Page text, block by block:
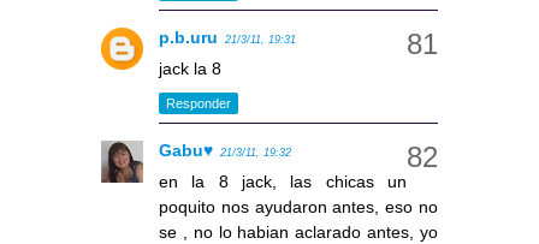
p.b.uru 21/3/11, 19:31
jack la 8
Responder
Gabu♥ 21/3/11, 19:32
en la 8 jack, las chicas un
poquito nos ayudaron antes, eso no
se , no lo habian aclarado antes, yo